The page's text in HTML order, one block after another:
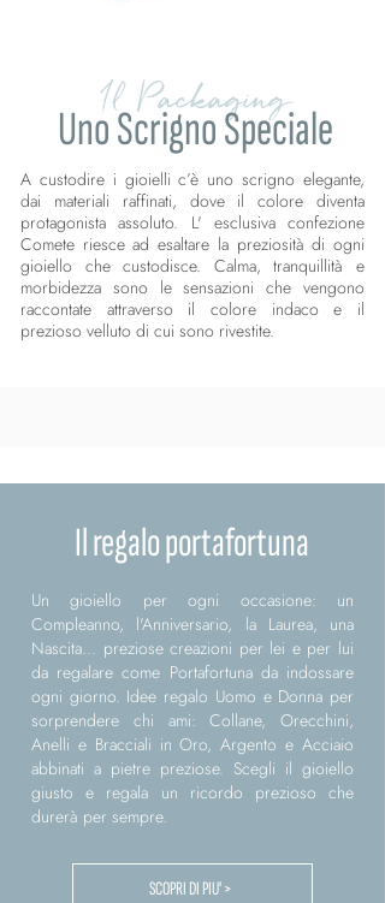
Il Packaging
Uno Scrigno Speciale
A custodire i gioielli c’è uno scrigno elegante,
dai materiali raffinati, dove il colore diventa
protagonista assoluto. L' esclusiva confezione
Comete riesce ad esaltare la preziosità di ogni
gioiello che custodisce. Calma, tranquillità e
morbidezza sono le sensazioni che vengono
raccontate attraverso il colore indaco e il
prezioso velluto di cui sono rivestite.
Il regalo portafortuna
Un gioiello per ogni occasione: un
Compleanno, l'Anniversario, la Laurea, una
Nascita... preziose creazioni per lei e per lui
da regalare come Portafortuna da indossare
ogni giorno. Idee regalo Uomo e Donna per
sorprendere chi ami: Collane, Orecchini,
Anelli e Bracciali in Oro, Argento e Acciaio
abbinati a pietre preziose. Scegli il gioiello
giusto e regala un ricordo prezioso che
durerà per sempre.
SCOPRI DI PIU' >